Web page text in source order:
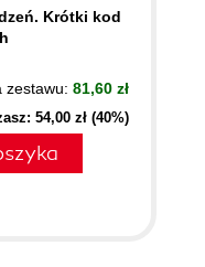
Krótki kod
zestawu: 81,60 zł
54,00 zł (40%)